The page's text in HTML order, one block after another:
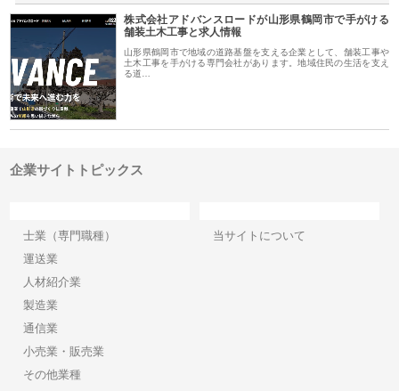
株式会社アドバンスロードが山形県鶴岡市で手がける
舗装土木工事と求人情報
山形県鶴岡市で地域の道路基盤を支える企業として、舗装工事や
土木工事を手がける専門会社があります。地域住民の生活を支え
る道…
企業サイトトピックス
士業（専門職種）
運送業
人材紹介業
製造業
通信業
小売業・販売業
その他業種
当サイトについて